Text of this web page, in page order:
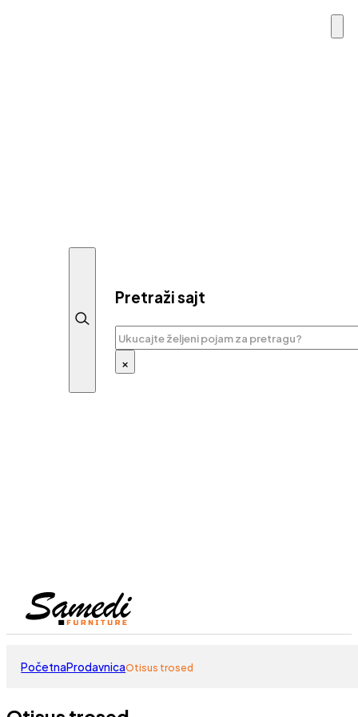
Pretraži sajt
Pretraga
×
PočetnaProdavnicaOtisus trosed